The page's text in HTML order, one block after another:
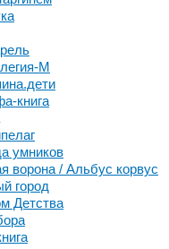
М
книга
умников
ворона / Альбус корвус
город
Детства